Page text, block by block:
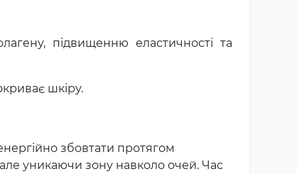
підвищенню еластичності та
шкіру.
збовтати протягом
уникаючи зону навколо очей. Час